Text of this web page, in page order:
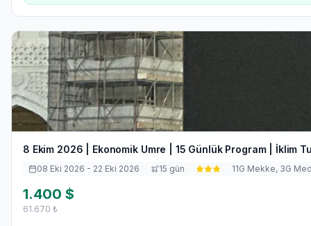
8 Ekim 2026 | Ekonomik Umre | 15 Günlük Program | İklim
08 Eki 2026 - 22 Eki 2026 15 gün 11G Mekke, 3G
1.400 $
61.670 ₺